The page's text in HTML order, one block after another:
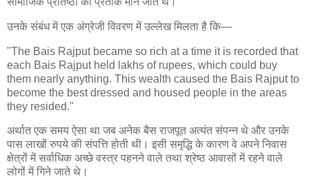
उनके संबंध में एक अंग्रेजी विवरण में उल्लेख मिलता है कि—
"The Bais Rajput became so rich at a time it is recorded that
each Bais Rajput held lakhs of rupees, which could buy
them nearly anything. This wealth caused the Bais Rajput to
become the best dressed and housed people in the areas
they resided."
अर्थात एक समय ऐसा था जब अनेक बैस राजपूत अत्यंत संपन्न थे और उनके
पास लाखों रुपये की संपत्ति होती थी। इसी समृद्धि के कारण वे अपने निवास
क्षेत्रों में सर्वाधिक अच्छे वस्त्र पहनने वाले तथा श्रेष्ठ आवासों में रहने वाले
लोगों में गिने जाते थे।